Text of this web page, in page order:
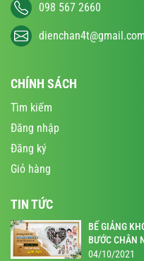
098 567 2660
dienchan4t@gmail.com
CHÍNH SÁCH
Tìm kiếm
Đăng nhập
Đăng ký
Giỏ hàng
TIN TỨC
BẾ GIẢNG
BƯỚC CHÂN
04/10/2021